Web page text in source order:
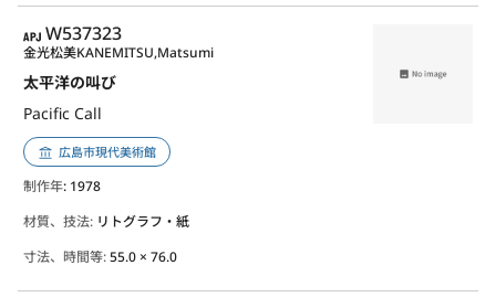
APJ
W537323
太平洋の叫び
Pacific Call
金光松美KANEMITSU,Matsumi
広島市現代美術館
制作年: 1978
材質、技法: リトグラフ・紙
寸法、時間等:55.0 × 76.0